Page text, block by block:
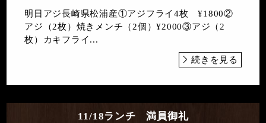
明日アジ長崎県松浦産①アジフライ4枚 ¥1800②
アジ（2枚）焼きメンチ（2個）¥2000③アジ（2
枚）カキフライ...
続きを見る
11/18ランチ 満員御礼